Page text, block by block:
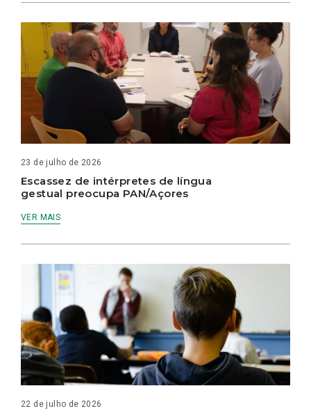
23 de julho de 2026
Escassez de intérpretes de língua
gestual preocupa PAN/Açores
VER MAIS
22 de julho de 2026